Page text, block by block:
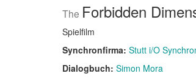
The Forbidden
Spielfilm
Synchronfirma: Stutt i/O
Dialogbuch: Simon Mora